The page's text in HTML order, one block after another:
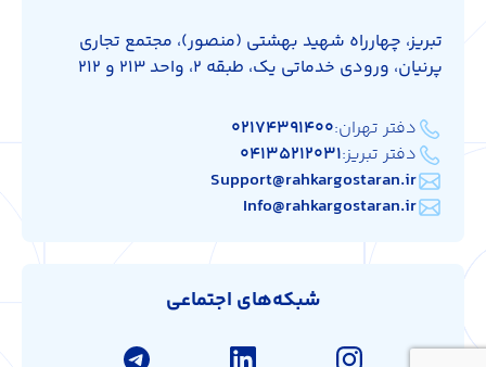
تبریز، چهارراه شهید بهشتی (منصور)، مجتمع تجاری
پرنیان، ورودی خدماتی یک، طبقه 2، واحد 213 و 212
دفتر تهران:۰۲۱۷۴۳۹۱۴۰۰
دفتر تبریز:۰۴۱۳۵۲۱۲۰۳۱
Support@rahkargostaran.ir
Info@rahkargostaran.ir
شبکه‌های اجتماعی